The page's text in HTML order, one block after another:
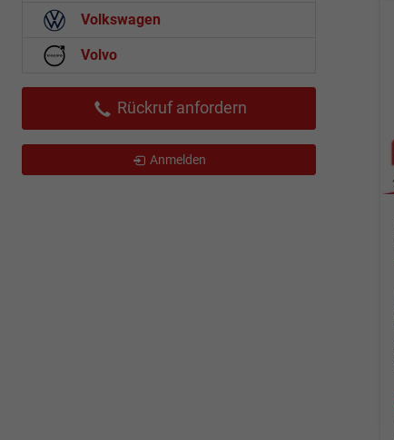
Volkswagen
Volvo
Rückruf anfordern
Anmelden